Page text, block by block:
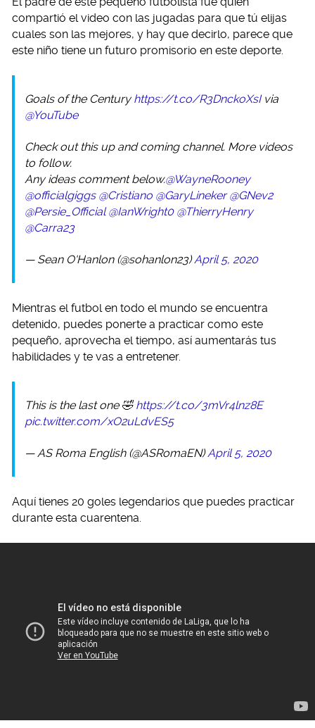
compartió el video con las jugadas para que tú elijas
cuales son las mejores, y hay que decirlo, parece que
este niño tiene un futuro promisorio en este deporte.
Goals of the Centuryhttps://t.co/R3DnckoXsIvia
@YouTube
Check out this up and coming channel. More videos
to follow.
Any ideas comment below.@WayneRooney
@officialgiggs @Cristiano @GaryLineker @GNev2
@Persie_Official @IanWright0 @ThierryHenry
@Carra23
— Sean O'Hanlon (@sohanlon23)April 5, 2020
Mientras el futbol en todo el mundo se encuentra
detenido, puedes ponerte a practicar como este
pequeño, aprovecha el tiempo, así aumentarás tus
habilidades y te vas a entretener.
This is the last one 🤣 https://t.co/3mVr4lnz8E
pic.twitter.com/xO2uLdvES5
— AS Roma English (@ASRomaEN)April 5, 2020
Aquí tienes 20 goles legendarios que puedes practicar
durante esta cuarentena.